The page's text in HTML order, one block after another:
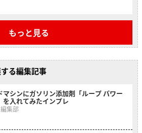
もっと見る
る編集記事
マシンにガソリン添加剤「ループ パワー
を入れてみたインプレ
集部